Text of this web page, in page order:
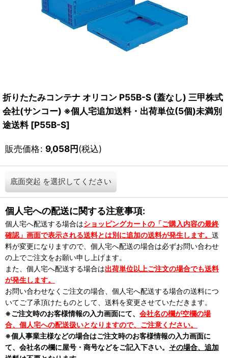
折りたたみコンテナ オリコン P55B-S (蓋なし) 三甲株式
会社(サンコー) ※個人宅追加送料・出荷単位(5個)未満別
途送料 [P55B-S]
販売価格: 9,058円(税込)
底面突起 を選択してください
個人宅への配送に関する注意事項:
個人宅へ配送する場合はショッピングカートの「ご購入内容の最終
確認」画面で表示される送料とは別に追加の送料が発生します。 送
料が変更になりますので、個人宅へ配送の場合は必ずお問い合わせ
の上でご注文をお願い申し上げます。
また、個人宅へ配送する場合は出荷単位以上ご注文の場合でも送料
が発生します。
お問い合わせなくご注文の場合、個人宅へ配送する場合の送料につ
いてご了承頂けたものとして、送料を変更させていただきます。
※ご注文時のお客様情報の入力画面にて、 会社名の欄が空欄の場
合、個人宅への配送扱いとなりますので、ご注意ください。
※個人事業主様などの場合はご注文時のお客様情報の入力画面に
て、会社名の欄に屋号・商号などをご記入下さい。 その場合、追加